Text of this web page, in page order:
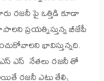
రజనీ పై ఒత్తిడి కూడా
ప్రయత్నిస్తున్న బీజేపీ
భావిస్తున్నది.
ఎస్ నేతలు రజనీ తో
రజనీ ఎటు తేల్చి